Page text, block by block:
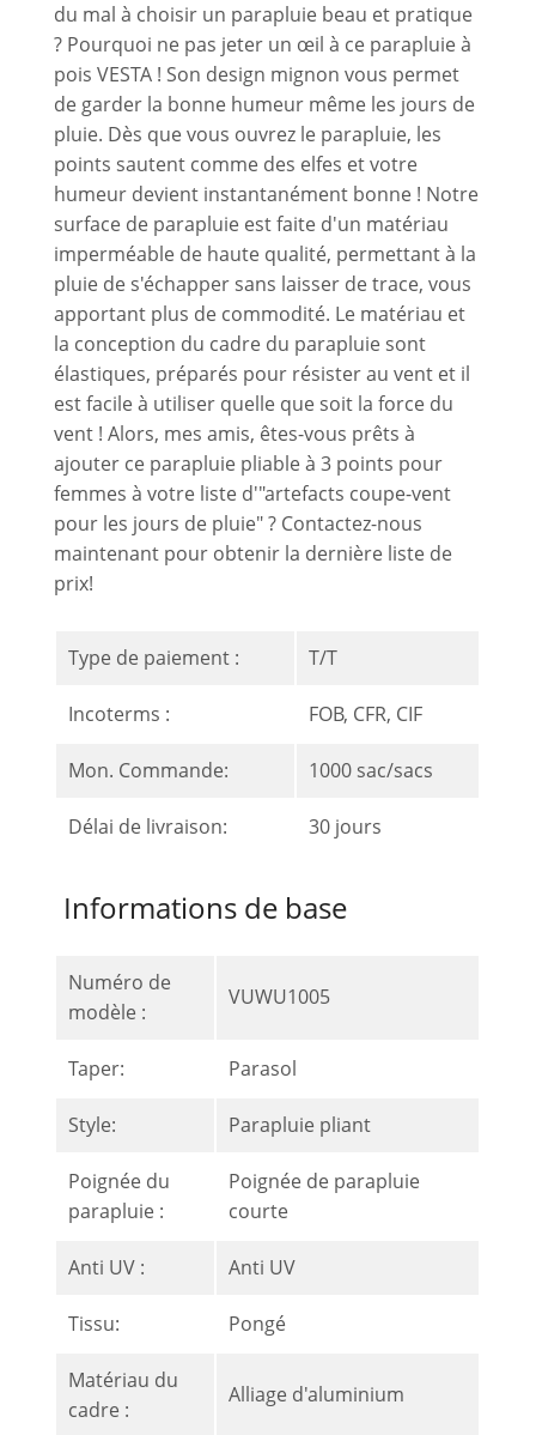
du mal à choisir un parapluie beau et pratique
? Pourquoi ne pas jeter un œil à ce parapluie à
pois VESTA ! Son design mignon vous permet
de garder la bonne humeur même les jours de
pluie. Dès que vous ouvrez le parapluie, les
points sautent comme des elfes et votre
humeur devient instantanément bonne ! Notre
surface de parapluie est faite d'un matériau
imperméable de haute qualité, permettant à la
pluie de s'échapper sans laisser de trace, vous
apportant plus de commodité. Le matériau et
la conception du cadre du parapluie sont
élastiques, préparés pour résister au vent et il
est facile à utiliser quelle que soit la force du
vent ! Alors, mes amis, êtes-vous prêts à
ajouter ce parapluie pliable à 3 points pour
femmes à votre liste d'"artefacts coupe-vent
pour les jours de pluie" ? Contactez-nous
maintenant pour obtenir la dernière liste de
prix!
Type de paiement : T/T
Incoterms : FOB, CFR, CIF
Mon. Commande: 1000 sac/sacs
Délai de livraison: 30 jours
Informations de base
Numéro de
modèle :
VUWU1005
Taper: Parasol
Style: Parapluie pliant
Poignée du
parapluie :
Poignée de parapluie
courte
Anti UV : Anti UV
Tissu: Pongé
Matériau du
cadre :
Alliage d'aluminium